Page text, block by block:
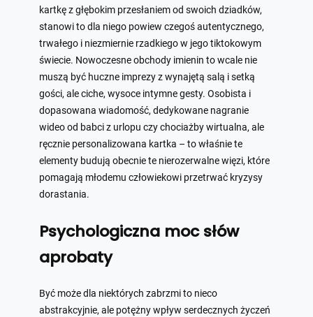
kartkę z głębokim przesłaniem od swoich dziadków,
stanowi to dla niego powiew czegoś autentycznego,
trwałego i niezmiernie rzadkiego w jego tiktokowym
świecie. Nowoczesne obchody imienin to wcale nie
muszą być huczne imprezy z wynajętą salą i setką
gości, ale ciche, wysoce intymne gesty. Osobista i
dopasowana wiadomość, dedykowane nagranie
wideo od babci z urlopu czy chociażby wirtualna, ale
ręcznie personalizowana kartka – to właśnie te
elementy budują obecnie te nierozerwalne więzi, które
pomagają młodemu człowiekowi przetrwać kryzysy
dorastania.
Psychologiczna moc słów
aprobaty
Być może dla niektórych zabrzmi to nieco
abstrakcyjnie, ale potężny wpływ serdecznych życzeń